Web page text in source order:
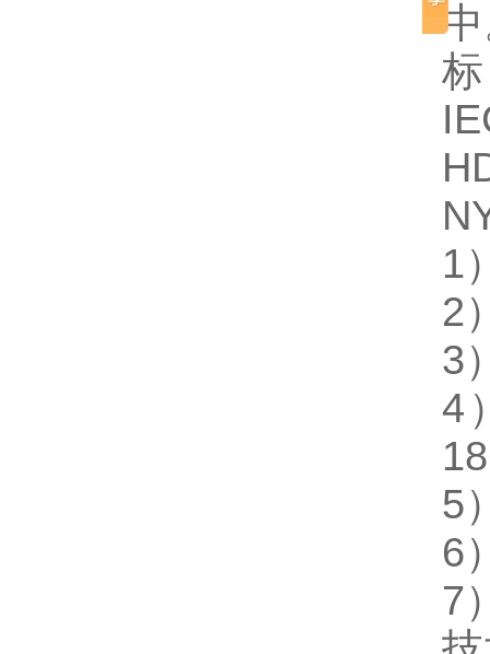
1
2
3
4
5
6
7